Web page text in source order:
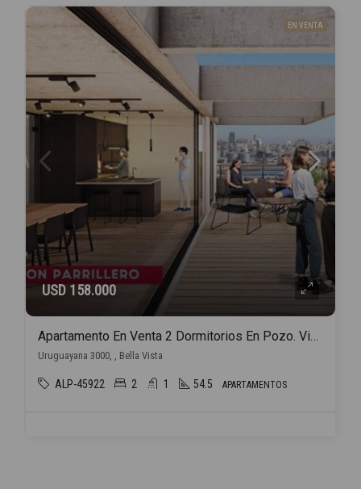
EN VENTA
USD 158.000
Apartamento En Venta 2 Dormitorios En Pozo. Vista A La Bahia.
Uruguayana 3000, , Bella Vista
ALP-45922 2 1 54.5 APARTAMENTOS